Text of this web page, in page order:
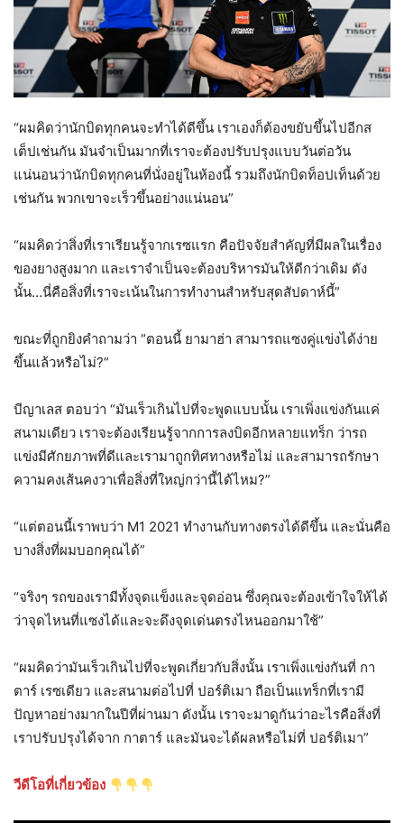
“ผมคิดว่านักบิดทุกคนจะทำได้ดีขึ้น เราเองก็ต้องขยับขึ้นไปอีกส
เต็ปเช่นกัน มันจำเป็นมากที่เราจะต้องปรับปรุงแบบวันต่อวัน
แน่นอนว่านักบิดทุกคนที่นั่งอยู่ในห้องนี้ รวมถึงนักบิดท็อปเท็นด้วย
เช่นกัน พวกเขาจะเร็วขึ้นอย่างแน่นอน”
“ผมคิดว่าสิ่งที่เราเรียนรู้จากเรซแรก คือปัจจัยสำคัญที่มีผลในเรื่อง
ของยางสูงมาก และเราจำเป็นจะต้องบริหารมันให้ดีกว่าเดิม ดัง
นั้น…นี่คือสิ่งที่เราจะเน้นในการทำงานสำหรับสุดสัปดาห์นี้”
ขณะที่ถูกยิงคำถามว่า “ตอนนี้ ยามาฮ่า สามารถแซงคู่แข่งได้ง่าย
ขึ้นแล้วหรือไม่?”
บีญาเลส ตอบว่า “มันเร็วเกินไปที่จะพูดแบบนั้น เราเพิ่งแข่งกันแค่
สนามเดียว เราจะต้องเรียนรู้จากการลงบิดอีกหลายแทร็ก ว่ารถ
แข่งมีศักยภาพที่ดีและเรามาถูกทิศทางหรือไม่ และสามารถรักษา
ความคงเส้นคงวาเพื่อสิ่งที่ใหญ่กว่านี้ได้ไหม?”
“แต่ตอนนี้เราพบว่า M1 2021 ทำงานกับทางตรงได้ดีขึ้น และนั่นคือ
บางสิ่งที่ผมบอกคุณได้”
“จริงๆ รถของเรามีทั้งจุดแข็งและจุดอ่อน ซึ่งคุณจะต้องเข้าใจให้ได้
ว่าจุดไหนที่แซงได้และจะดึงจุดเด่นตรงไหนออกมาใช้”
“ผมคิดว่ามันเร็วเกินไปที่จะพูดเกี่ยวกับสิ่งนั้น เราเพิ่งแข่งกันที่ กา
ตาร์ เรซเดียว และสนามต่อไปที่ ปอร์ติเมา ถือเป็นแทร็กที่เรามี
ปัญหาอย่างมากในปีที่ผ่านมา ดังนั้น เราจะมาดูกันว่าอะไรคือสิ่งที่
เราปรับปรุงได้จาก กาตาร์ และมันจะได้ผลหรือไม่ที่ ปอร์ติเมา”
วีดีโอที่เกี่ยวข้อง